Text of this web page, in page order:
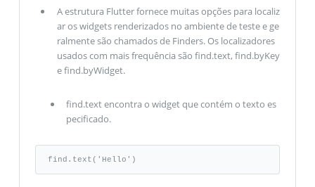
A estrutura Flutter fornece muitas opções para localiz
ar os widgets renderizados no ambiente de teste e ge
ralmente são chamados de Finders. Os localizadores
usados ​​com mais frequência são find.text, find.byKey
e find.byWidget.
find.text encontra o widget que contém o texto es
pecificado.
find.text('Hello')